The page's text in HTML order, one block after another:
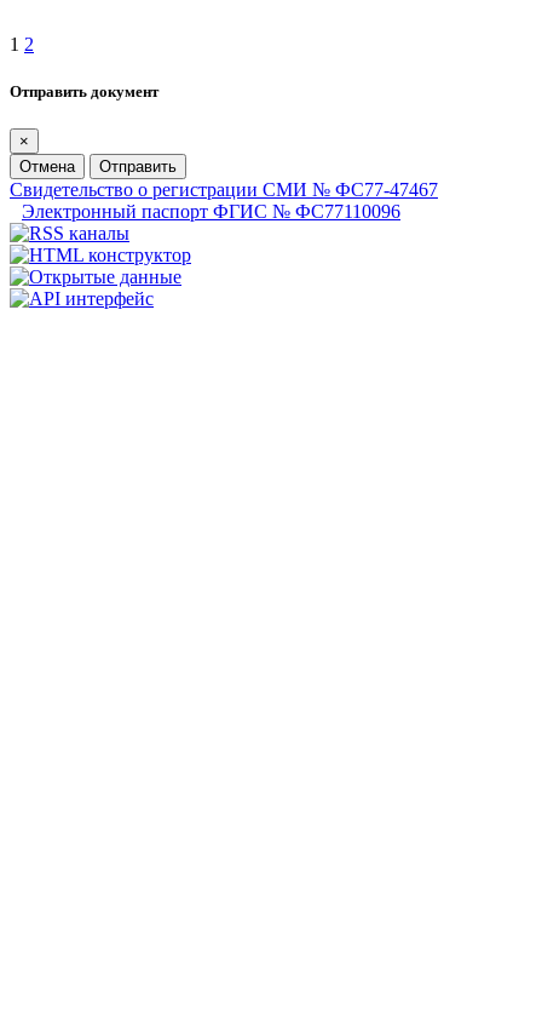
1 2
Отправить документ
×
Отмена
Отправить
Свидетельство о регистрации СМИ № ФС77-47467
Электронный паспорт ФГИС № ФС77110096